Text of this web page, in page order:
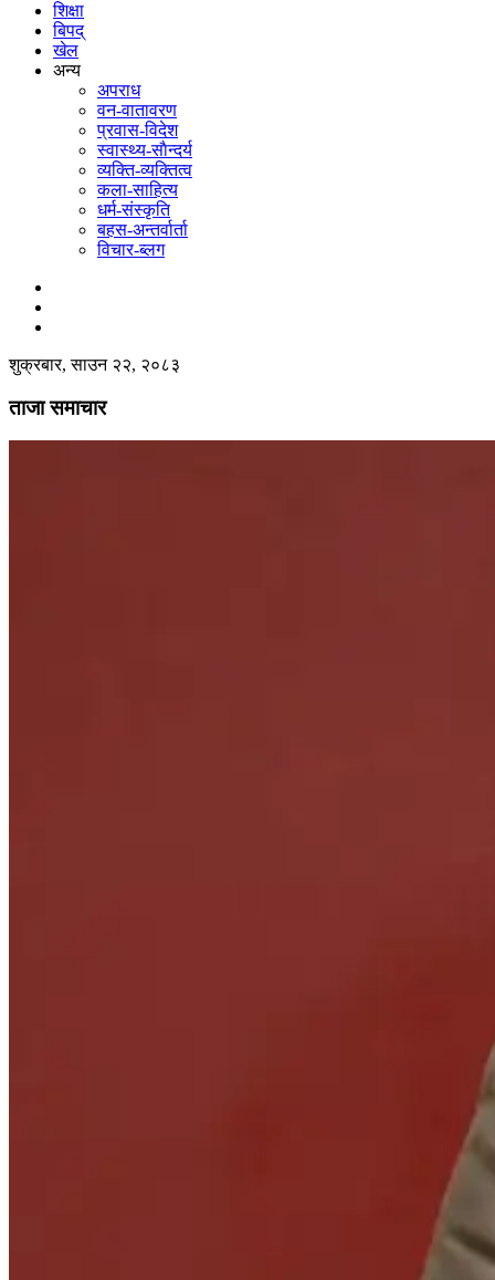
शिक्षा
बिपद्
खेल
अन्य
अपराध
वन-वातावरण
प्रवास-विदेश
स्वास्थ्य-साैन्दर्य
व्यक्ति-व्यक्तित्व
कला-साहित्य
धर्म-संस्कृति
बहस-अन्तर्वार्ता
विचार-ब्लग
शुक्रबार, साउन २२, २०८३
ताजा समाचार